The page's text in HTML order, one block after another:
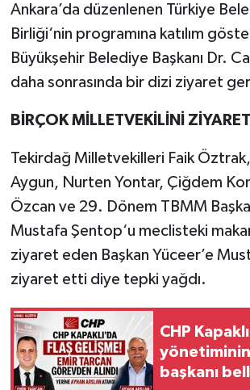
Ankara’da düzenlenen Türkiye
Birliği‘nin programına katılım
Büyükşehir Belediye Başkanı Dr.
daha sonrasında bir dizi ziyaret
BİRÇOK MİLLETVEKİLİNİ ZİYARET
Tekirdağ Milletvekilleri Faik
Aygun, Nurten Yontar, Çiğdem
Özcan ve 29. Dönem TBMM
Mustafa Şentop‘u meclisteki
ziyaret eden Başkan Yüceer’e
ziyaret etti diye tepki yağdı.
CHP
başkanı